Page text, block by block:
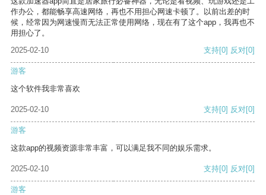
作办公，都能畅享高速网络，再也不用担心网速卡顿了。以前出差的时
候，经常因为网速慢而无法正常使用网络，现在有了这个app，我再也不
用担心了。
2025-02-10
支持[0] 反对[0]
游客
这个软件我非常喜欢
2025-02-10 支持[0] 反对[0]
游客
这款app的视频资源非常丰富，可以满足我不同的娱乐需求。
2025-02-10 支持[0] 反对[0]
游客